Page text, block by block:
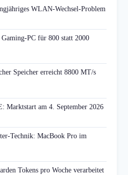
WLAN-Wechsel-Problem
PC für 800 statt 2000
Speicher erreicht 8800 MT/s
Marktstart am 4. September 2026
Technik: MacBook Pro im
Tokens pro Woche verarbeitet